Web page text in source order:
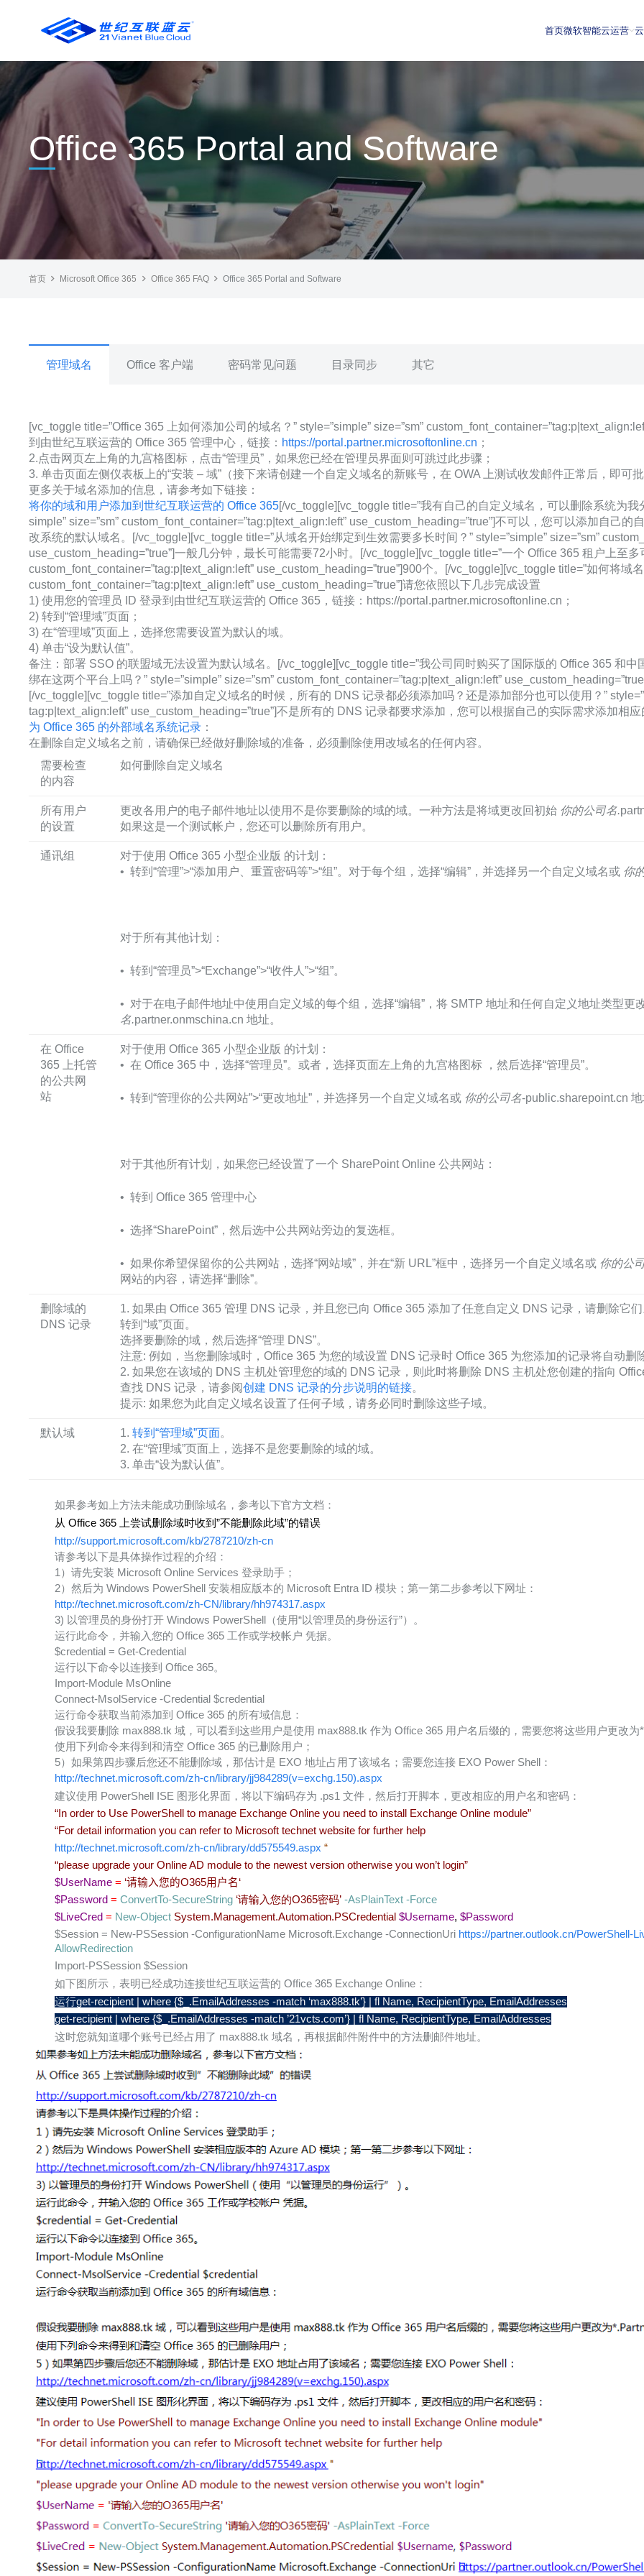
首页微软智能云运营
Office 365 Portal and Software
首页 Microsoft Office 365 Office 365 FAQ Office 365 Portal and Software
管理域名 Office 客户端 密码常见问题 目录同步 其它
[vc_toggle title=”Office 365 上如何添加公司的域名？” style=”simple” size=”sm”
到由世纪互联运营的 Office 365 管理中心，链接： https://portal.partner.microsoftonline.cn ；
2.点击网页左上角的九宫格图标，点击“管理员”，如果您已经在管理员界面则可跳过此步骤；
3. 单击页面左侧仪表板上的“安装 – 域”（接下来请创建一个自定义域名的新账号，在 OWA 上测试收发邮件正常后，即可
更多关于域名添加的信息，请参考如下链接：
将你的域和用户添加到世纪互联运营的 Office 365[/vc_toggle][vc_toggle title=”我有自己的自定义域名，可以删除系统为
simple” size=”sm” custom_font_container=”tag:p|text_align:left” use_custom_heading=”true”]不可以，您可以添加自己
改系统的默认域名。[/vc_toggle][vc_toggle title=”从域名开始绑定到生效需要多长时间？” style=”simple” size=”sm”
use_custom_heading=”true”]一般几分钟，最长可能需要72小时。[/vc_toggle][vc_toggle title=”一个 Office 365 租户上至多
custom_font_container=”tag:p|text_align:left” use_custom_heading=”true”]900个。[/vc_toggle][vc_toggle title=”如何将域
custom_font_container=”tag:p|text_align:left” use_custom_heading=”true”]请您依照以下几步完成设置
1) 使用您的管理员 ID 登录到由世纪互联运营的 Office 365，链接：https://portal.partner.microsoftonline.cn；
2) 转到“管理域”页面；
3) 在“管理域”页面上，选择您需要设置为默认的域。
4) 单击“设为默认值”。
备注：部署 SSO 的联盟域无法设置为默认域名。[/vc_toggle][vc_toggle title=”我公司同时购买了国际版的 Office 365 和
绑在这两个平台上吗？” style=”simple” size=”sm” custom_font_container=”tag:p|text_align:left”
[/vc_toggle][vc_toggle title=”添加自定义域名的时候，所有的 DNS 记录都必须添加吗？还是添加部分也可以使用？”
tag:p|text_align:left” use_custom_heading=”true”]不是所有的 DNS 记录都要求添加，您可以根据自己的实际需求添加相
为 Office 365 的外部域名系统记录 ：
在删除自定义域名之前，请确保已经做好删除域的准备，必须删除使用改域名的任何内容。
需要检查
的内容
如何删除自定义域名
所有用户
的设置
更改各用户的电子邮件地址以使用不是你要删除的域的域。一种方法是将域更改回初始 你的公司名.
如果这是一个测试帐户，您还可以删除所有用户。
通讯组
对于使用 Office 365 小型企业版 的计划：
• 转到“管理”>“添加用户、重置密码等”>“组”。对于每个组，选择“编辑”，并选择另一个自定义域名或 你
对于所有其他计划：
• 转到“管理员”>“Exchange”>“收件人”>“组”。
• 对于在电子邮件地址中使用自定义域的每个组，选择“编辑”，将 SMTP 地址和任何自定义地址类型更
名.partner.onmschina.cn 地址。
在 Office
365 上托管
的公共网
站
对于使用 Office 365 小型企业版 的计划：
• 在 Office 365 中，选择“管理员”。或者，选择页面左上角的九宫格图标 ，然后选择“管理员”。
• 转到“管理你的公共网站”>“更改地址”，并选择另一个自定义域名或 你的公司名-public.sharepoint.cn 地
对于其他所有计划，如果您已经设置了一个 SharePoint Online 公共网站：
• 转到 Office 365 管理中心
• 选择“SharePoint”，然后选中公共网站旁边的复选框。
• 如果你希望保留你的公共网站，选择“网站域”，并在“新 URL”框中，选择另一个自定义域名或 你的公
网站的内容，请选择“删除”。
删除域的
DNS 记录
1. 如果由 Office 365 管理 DNS 记录，并且您已向 Office 365 添加了任意自定义 DNS 记录，请删除它们
转到“域”页面。
选择要删除的域，然后选择“管理 DNS”。
注意: 例如，当您删除域时，Office 365 为您的域设置 DNS 记录时 Office 365 为您添加的记录将自动删
2. 如果您在该域的 DNS 主机处管理您的域的 DNS 记录，则此时将删除 DNS 主机处您创建的指向
查找 DNS 记录，请参阅创建 DNS 记录的分步说明的链接。
提示: 如果您为此自定义域名设置了任何子域，请务必同时删除这些子域。
默认域 1. 转到“管理域”页面。
2. 在“管理域”页面上，选择不是您要删除的域的域。
3. 单击“设为默认值”。
如果参考如上方法未能成功删除域名，参考以下官方文档：
从 Office 365 上尝试删除域时收到”不能删除此域”的错误
http://support.microsoft.com/kb/2787210/zh-cn
请参考以下是具体操作过程的介绍：
1）请先安装 Microsoft Online Services 登录助手；
2）然后为 Windows PowerShell 安装相应版本的 Microsoft Entra ID 模块；第一第二步参考以下网址：
http://technet.microsoft.com/zh-CN/library/hh974317.aspx
3) 以管理员的身份打开 Windows PowerShell（使用“以管理员的身份运行”）。
运行此命令，并输入您的 Office 365 工作或学校帐户 凭据。
$credential = Get-Credential
运行以下命令以连接到 Office 365。
Import-Module MsOnline
Connect-MsolService -Credential $credential
运行命令获取当前添加到 Office 365 的所有域信息：
假设我要删除 max888.tk 域，可以看到这些用户是使用 max888.tk 作为 Office 365 用户名后缀的，需要您将这些用户更改为
使用下列命令来得到和清空 Office 365 的已删除用户；
5）如果第四步骤后您还不能删除域，那估计是 EXO 地址占用了该域名；需要您连接 EXO Power Shell：
http://technet.microsoft.com/zh-cn/library/jj984289(v=exchg.150).aspx
建议使用 PowerShell ISE 图形化界面，将以下编码存为 .ps1 文件，然后打开脚本，更改相应的用户名和密码：
“In order to Use PowerShell to manage Exchange Online you need to install Exchange Online module”
“For detail information you can refer to Microsoft technet website for further help
http://technet.microsoft.com/zh-cn/library/dd575549.aspx “
“please upgrade your Online AD module to the newest version otherwise you won’t login”
$UserName = ‘请输入您的O365用户名‘
$Password = ConvertTo-SecureString ‘请输入您的O365密码’ -AsPlainText -Force
$LiveCred = New-Object System.Management.Automation.PSCredential $Username, $Password
$Session = New-PSSession -ConfigurationName Microsoft.Exchange -ConnectionUri https://partner.outlook.cn/PowerShell-
AllowRedirection
Import-PSSession $Session
如下图所示，表明已经成功连接世纪互联运营的 Office 365 Exchange Online：
运行get-recipient | where {$_.EmailAddresses -match ‘max888.tk’} | fl Name, RecipientType, EmailAddresses
get-recipient | where {$_.EmailAddresses -match ’21vcts.com’} | fl Name, RecipientType, EmailAddresses
这时您就知道哪个账号已经占用了 max888.tk 域名，再根据邮件附件中的方法删邮件地址。